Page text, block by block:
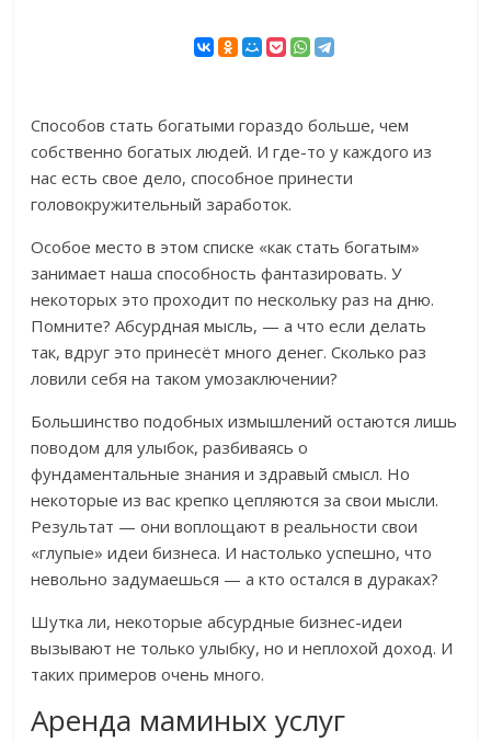
Способов стать богатыми гораздо больше, чем
собственно богатых людей. И где-то у каждого из
нас есть свое дело, способное принести
головокружительный заработок.
Особое место в этом списке «как стать богатым»
занимает наша способность фантазировать. У
некоторых это проходит по нескольку раз на дню.
Помните? Абсурдная мысль, — а что если делать
так, вдруг это принесёт много денег. Сколько раз
ловили себя на таком умозаключении?
Большинство подобных измышлений остаются лишь
поводом для улыбок, разбиваясь о
фундаментальные знания и здравый смысл. Но
некоторые из вас крепко цепляются за свои мысли.
Результат — они воплощают в реальности свои
«глупые» идеи бизнеса. И настолько успешно, что
невольно задумаешься — а кто остался в дураках?
Шутка ли, некоторые абсурдные бизнес-идеи
вызывают не только улыбку, но и неплохой доход. И
таких примеров очень много.
Аренда маминых услуг